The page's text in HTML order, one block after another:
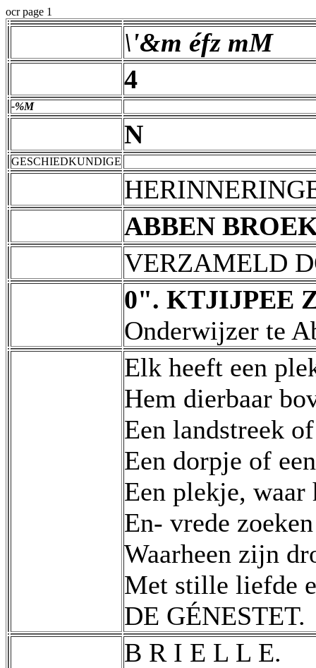
ocr page 1
\'&m éfz mM
4
-%M
N
GESCHIEDKUNDIGE
ABBEN
VERZAMELD
0". KTJIJPEE
Onderwijzer te
Elk heeft een
Hem dierbaar
Een landstreek
Een dorpje of
Een plekje,
En- vrede
Waarheen zijn
Met stille liefde
DE GÉNESTET.
B R I E L L E.